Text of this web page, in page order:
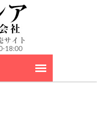
18:00